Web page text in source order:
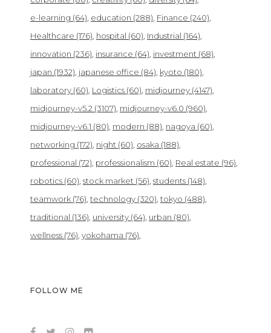
e-learning (64) education (288) Finance (240)
Healthcare (176) hospital (60) Industrial (164)
innovation (236) insurance (64) investment (68)
japan (1932) japanese office (84) kyoto (180)
laboratory (60) Logistics (60) midjourney (4147)
midjourney-v5.2 (3107) midjourney-v6.0 (960)
midjourney-v6.1 (80) modern (88) nagoya (60)
networking (172) night (60) osaka (188)
professional (72) professionalism (60) Real estate (96)
robotics (60) stock market (56) students (148)
teamwork (76) technology (320) tokyo (488)
traditional (136) university (64) urban (80)
wellness (76) yokohama (76)
FOLLOW ME